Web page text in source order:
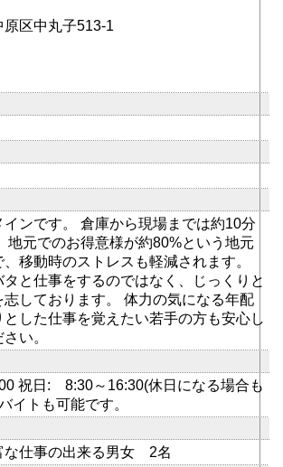
区中丸子513-1
ンです。 倉庫から現場までは約10分
地元でのお得意様が約80%という地元
移動時のストレスも軽減されます。
と仕事をするのではなく、じっくりと
しております。 体力の気になる年配
した仕事を覚えたい若手の方も安心し
い。
祝日: 8:30～16:30(休日になる場合も
イトも可能です。
な仕事の出来る男女 2名